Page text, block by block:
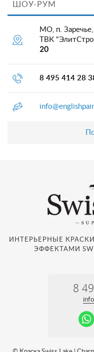
ШОУ-РУМ
МО, п. Заречье,
ТВК
20
8 495 414 28
ИНТЕРЬЕРНЫЕ
ЭФФЕКТАМИ
8